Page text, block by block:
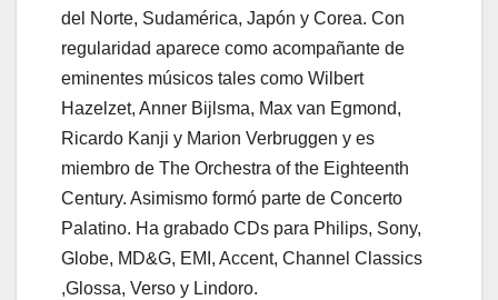
del Norte, Sudamérica, Japón y Corea. Con
regularidad aparece como acompañante de
eminentes músicos tales como Wilbert
Hazelzet, Anner Bijlsma, Max van Egmond,
Ricardo Kanji y Marion Verbruggen y es
miembro de The Orchestra of the Eighteenth
Century. Asimismo formó parte de Concerto
Palatino. Ha grabado CDs para Philips, Sony,
Globe, MD&G, EMI, Accent, Channel Classics
,Glossa, Verso y Lindoro.